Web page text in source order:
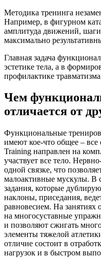
Методика тренинга
Например, в фигурном
амплитуда движений,
максимально
Главная задача
эстетике тела, а в
профилактике
Чем
отличается от
Функциональные
имеют кое-что общее –
Training направлен на
участвует все тело.
одной связке, что
малоактивные мускулы. В
задания, которые
наклоны, приседания,
равновесием. На занятиях
на многосуставные
и позволяют сжигать
элементы тяжелой
отличие состоит в
нагрузок и в быстром